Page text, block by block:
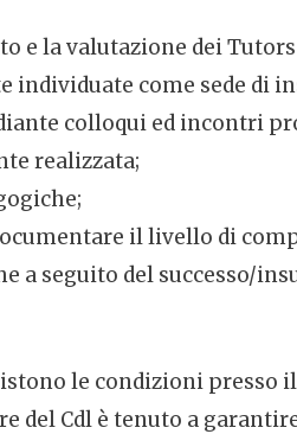
e la valutazione dei
individuate come sede di
colloqui ed incontri
realizzata;
il livello di
a seguito del successo/
le condizioni
del Cdl è tenuto a